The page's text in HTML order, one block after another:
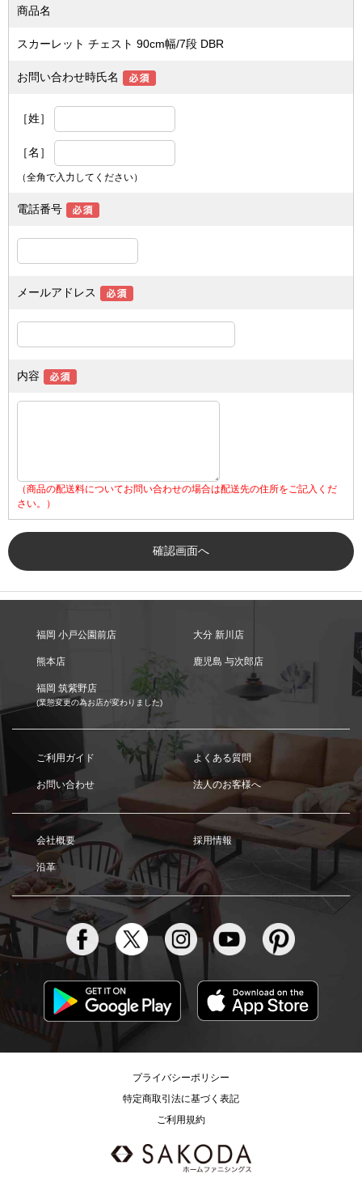
商品名
スカーレット チェスト 90cm幅/7段 DBR
お問い合わせ時氏名
［姓］
［名］
（全角で入力してください）
電話番号
メールアドレス
内容
（商品の配送料についてお問い合わせの場合は配送先の住所をご記入くだ
さい。）
福岡 小戸公園前店 大分 新川店
熊本店 鹿児島 与次郎店
福岡 筑紫野店
(業態変更の為お店が変わりました)
ご利用ガイド よくある質問
お問い合わせ 法人のお客様へ
会社概要 採用情報
沿革
プライバシーポリシー
特定商取引法に基づく表記
ご利用規約